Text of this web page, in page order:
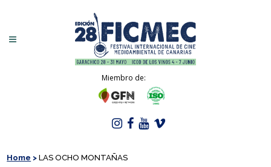
Miembro de:
Home >LAS OCHO MONTAÑAS